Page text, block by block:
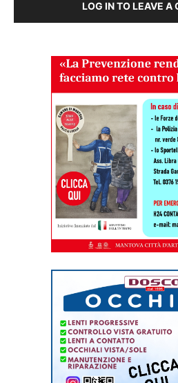
LOG IN TO LEAVE A